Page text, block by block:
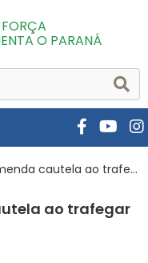
O PARANÁ
ao trafegar pela BR-376
ao trafegar